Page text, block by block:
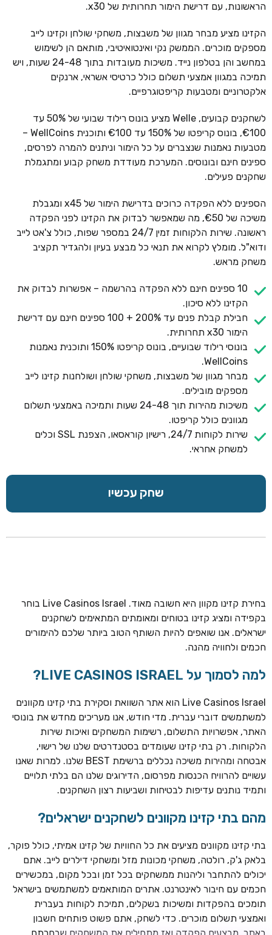
חבילת קבלת פנים: בונוס 100% עד 300€ + 100 ספיני בונוס על
ההפקדה הראשונה
CASOO
בונוס מתגלגל עד 2,000 ₪ + 200 ספינים חינם לשחקנים
חדשים
ROYSPINS
חינם על ההפקדות הראשונות
הראשונות, עם דרישת הימור תחרותית של x30.
הקזינו מציע מבחר מגוון של משבצות, משחקי שולחן וקזינו לייב
מספקים מוכרים. הממשק נקי ואינטואיטיבי, מותאם הן לשימוש
במחשב והן בטלפון נייד. משיכות מעובדות בתוך 24-48 שעות, ויש
תמיכה במגוון אמצעי תשלום כולל כרטיסי אשראי, ארנקים
אלקטרוניים ומטבעות קריפטוגרפיים.
לשחקנים קבועים, Welle מציע בונוס רילוד שבועי של 50% עד
€100, בונוס קריפטו של 150% עד €100 ותוכנית WellCoins –
מטבעות נאמנות שנצברים על כל הימור וניתנים להמרה לפרסים,
ספינים חינם ובונוסים. המערכת מעודדת משחק קבוע ומתגמלת
שחקנים פעילים.
הספינים ללא הפקדה כרוכים בדרישת הימור של x45 ומגבלת
משיכה של €50, מה שמאפשר לבדוק את הקזינו לפני הפקדה
ראשונה. שירות הלקוחות זמין 24/7 במספר שפות, כולל צ'אט לייב
ודוא"ל. מומלץ לקרוא את תנאי כל מבצע בעיון ולהגדיר תקציב
משחק מראש.
10 ספינים חינם ללא הפקדה בהרשמה – אפשרות לבדוק את
הקזינו ללא סיכון.
חבילת קבלת פנים עד 200% + 100 ספינים חינם עם דרישת
הימור x30 תחרותית.
בונוסי רילוד שבועיים, בונוס קריפטו 150% ותוכנית נאמנות
WellCoins.
מבחר מגוון של משבצות, משחקי שולחן ושולחנות קזינו לייב
מספקים מובילים.
משיכות מהירות תוך 24-48 שעות ותמיכה באמצעי תשלום
מגוונים כולל קריפטו.
שירות לקוחות 24/7, רישיון קוראסאו, הצפנת SSL וכלים
למשחק אחראי.
שחק עכשיו
בחירת קזינו מקוון היא חשובה מאוד. Live Casinos Israel בוחר
בקפידה ומציג קזינו בטוחים ומאומתים המתאימים לשחקנים
ישראלים. אנו שואפים להיות השותף הטוב ביותר שלכם להימורים
חכמים ולחוויה מהנה.
למה לסמוך על LIVE CASINOS ISRAEL?
Live Casinos Israel הוא אתר השוואת וסקירת בתי קזינו מקוונים
למשתמשים דוברי עברית. מדי חודש, אנו מעריכים מחדש את בונוסי
האתר, אפשרויות התשלום, רשימות המשחקים ואיכות שירות
הלקוחות. רק בתי קזינו שעומדים בסטנדרטים שלנו של רישוי,
אבטחה ומהירות משיכה נכללים ברשימת BEST שלנו. למרות שאנו
עשויים להרוויח הכנסות מפרסום, הדירוגים שלנו הם בלתי תלויים
ותמיד נותנים עדיפות לבטיחות ושביעות רצון השחקנים.
מהם בתי קזינו מקוונים לשחקנים ישראלים?
בתי קזינו מקוונים מציעים את כל החוויות של קזינו אמיתי, כולל פוקר,
בלאק ג'ק, רולטה, משחקי מכונות מזל ומשחקי דילרים לייב. אתם
יכולים להתחבר וליהנות ממשחקים בכל זמן ובכל מקום, במכשירים
חכמים עם חיבור לאינטרנט. אתרים המותאמים למשתמשים בישראל
תומכים בהפקדות ומשיכות בשקלים, תמיכת לקוחות בעברית
ואמצעי תשלום מוכרים. כדי לשחק, אתם פשוט פותחים חשבון